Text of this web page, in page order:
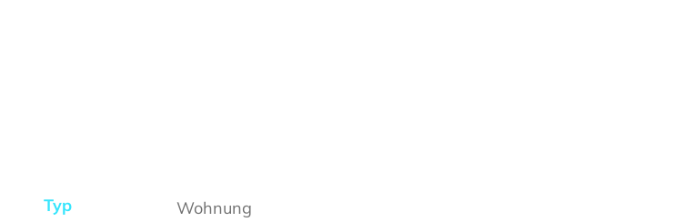
Typ
Wohnung